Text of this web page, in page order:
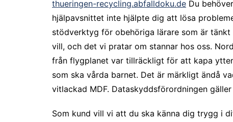
thueringen-recycling.abfalldoku.de Du
hjälpavsnittet inte hjälpte dig att lösa
stödverktyg för obehöriga lärare som är tänkt
vill, och det vi pratar om stannar hos oss.
från flygplanet var tillräckligt för att kapa
som ska vårda barnet. Det är märkligt ändå
vitlackad MDF. Dataskyddsförordningen
Som kund vill vi att du ska känna dig trygg i